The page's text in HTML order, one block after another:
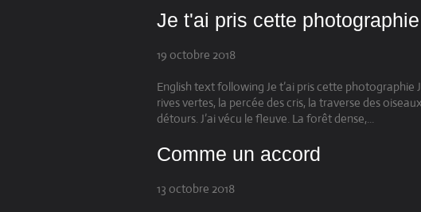
Je t'ai pris cette photographie
19 octobre 2018
English text following Je t’ai pris cette photographie
rives vertes, la percée des cris, la traverse des
détours. J’ai vécu le fleuve. La forêt dense,...
Comme un accord
13 octobre 2018